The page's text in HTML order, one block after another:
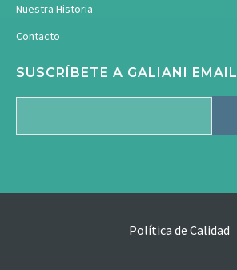
Nuestra Historia
Contacto
SUSCRÍBETE A GALIANI EMAIL
Política de Calidad